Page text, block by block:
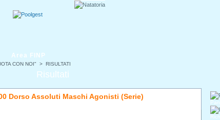
CON NOI" > RISULTATI
Area FINP
Risultati
Dorso Assoluti Maschi Agonisti (Serie)